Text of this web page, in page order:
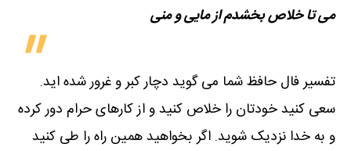
می تا خلاص بخشدم از مایی و منی
تفسیر فال حافظ شما می گوید دچار کبر و غرور شده اید.
سعی کنید خودتان را خلاص کنید و از کارهای حرام دور کرده
و به خدا نزدیک شوید. اگر بخواهید همین راه را طی کنید